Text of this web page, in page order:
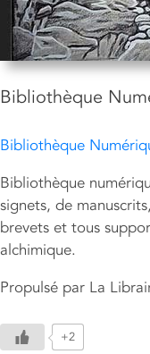
Bibliothèque
Bibliothèque
Bibliothèque
signets, de
brevets et tous
alchimique.
Propulsé par La
+2